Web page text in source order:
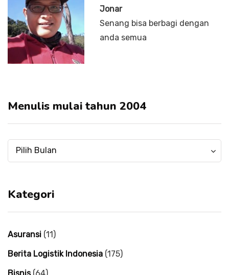
Jonar
Senang bisa berbagi dengan
anda semua
Menulis mulai tahun 2004
Menulis
mulai
2004
Pilih Bulan
Menulis
mulai
2004
Kategori
Asuransi (11)
Berita Logistik Indonesia (175)